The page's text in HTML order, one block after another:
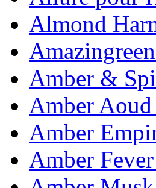
Almond
Amber &
Amber
Amber
Amber